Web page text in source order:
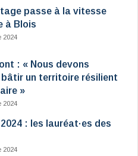
passe à la vitesse
à Blois
2024
: « Nous devons
bâtir un territoire résilient
»
2024
: les lauréat·es des
2024